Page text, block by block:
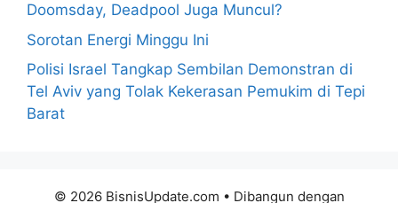
Doomsday, Deadpool Juga Muncul?
Sorotan Energi Minggu Ini
Polisi Israel Tangkap Sembilan Demonstran di
Tel Aviv yang Tolak Kekerasan Pemukim di Tepi
Barat
© 2026 BisnisUpdate.com • Dibangun dengan